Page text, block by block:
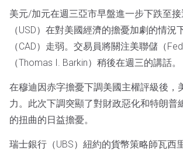
美元/加元在週三亞市早盤進一步下跌至
（USD）在對美國經濟的擔憂加劇的情況
（CAD）走弱。交易員將關注美聯儲（
（Thomas I. Barkin）稍後在週三的講話。
在穆迪因赤字擔憂下調美國主權評級後，
力。此次下調突顯了對財政惡化和特朗普
的扭曲的日益擔憂。
瑞士銀行（UBS）紐約的貨幣策略師瓦西